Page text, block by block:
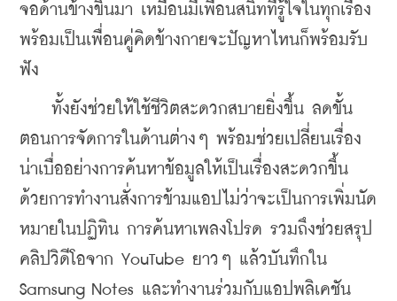
จอด้านข้างขึ้นมา เหมือนมีเพื่อนสนิทที่รู้ใจในทุกเรื่อง
พร้อมเป็นเพื่อนคู่คิดข้างกายจะปัญหาไหนก็พร้อมรับ
ฟัง
ทั้งยังช่วยให้ใช้ชีวิตสะดวกสบายยิ่งขึ้น ลดขั้น
ตอนการจัดการในด้านต่างๆ พร้อมช่วยเปลี่ยนเรื่อง
น่าเบื่ออย่างการค้นหาข้อมูลให้เป็นเรื่องสะดวกขึ้น
ด้วยการทำงานสั่งการข้ามแอปไม่ว่าจะเป็นการเพิ่มนัด
หมายในปฏิทิน การค้นหาเพลงโปรด รวมถึงช่วยสรุป
คลิปวิดีโอจาก YouTube ยาวๆ แล้วบันทึกใน
Samsung Notes และทำงานร่วมกับแอปพลิเคชัน